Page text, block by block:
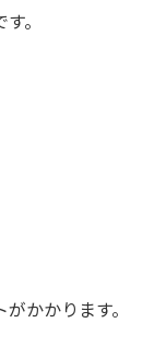
。
かかります。